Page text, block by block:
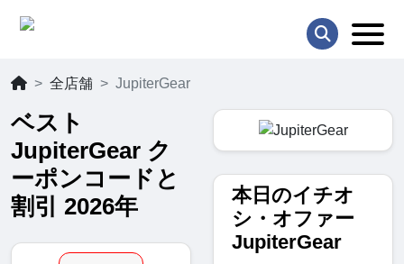
全店舗 JupiterGear
ベスト
JupiterGear ク
ーポンコードと
割引 2026年
本日のイチオ
シ・オファー
JupiterGear